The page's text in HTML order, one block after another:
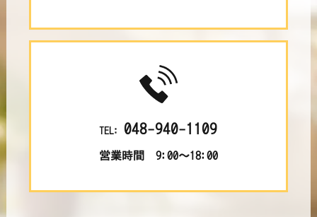
TEL: 048-940-1109
営業時間 9:00～18:00